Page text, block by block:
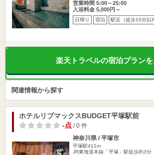
営業時間 5:00～25:00
入浴料金 5,000円～
日帰り 宿泊 駅近（徒歩10分以
楽天トラベルの宿泊プラン
関連情報から探す
ホテルリブマックスBUDGET平塚駅前
-点/ 0 件
神奈川県 / 平塚市
平塚駅411m
JR東海道本線「平塚」駅徒歩約3分